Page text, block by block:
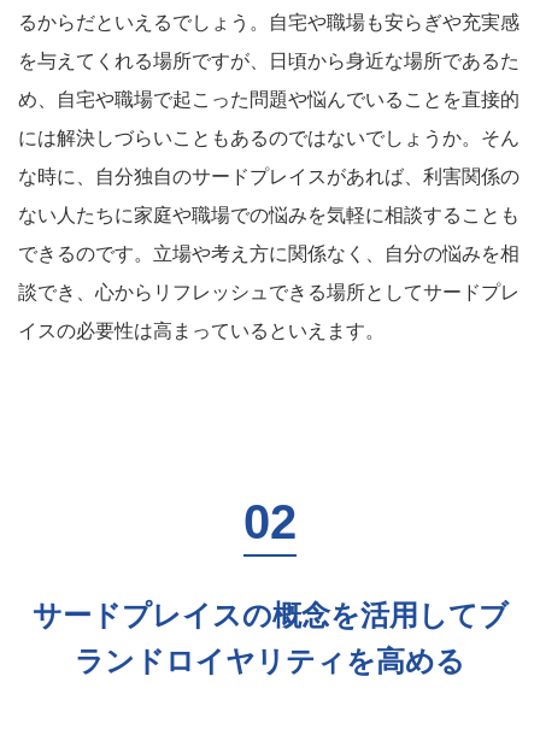
るからだといえるでしょう。自宅や職場も安らぎや充実感
を与えてくれる場所ですが、日頃から身近な場所であるた
め、自宅や職場で起こった問題や悩んでいることを直接的
には解決しづらいこともあるのではないでしょうか。そん
な時に、自分独自のサードプレイスがあれば、利害関係の
ない人たちに家庭や職場での悩みを気軽に相談することも
できるのです。立場や考え方に関係なく、自分の悩みを相
談でき、心からリフレッシュできる場所としてサードプレ
イスの必要性は高まっているといえます。
サードプレイスの概念を活用してブ
ランドロイヤリティを高める